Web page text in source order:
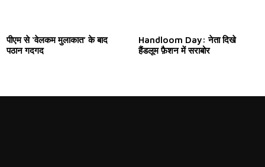
पीएम से ‘वेलकम मुलाकात’ के बाद
पठान गदगद
Handloom Day: नेता दिखे
हैंडलूम फ़ैशन में सराबोर